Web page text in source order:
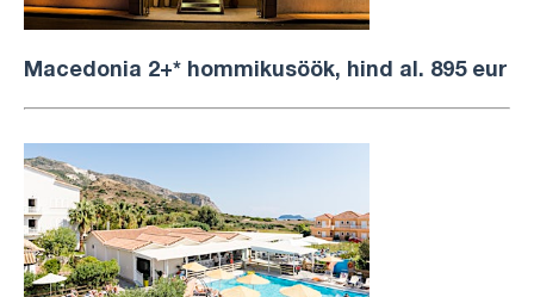
Macedonia 2+* hommikusöök, hind al. 895 eur